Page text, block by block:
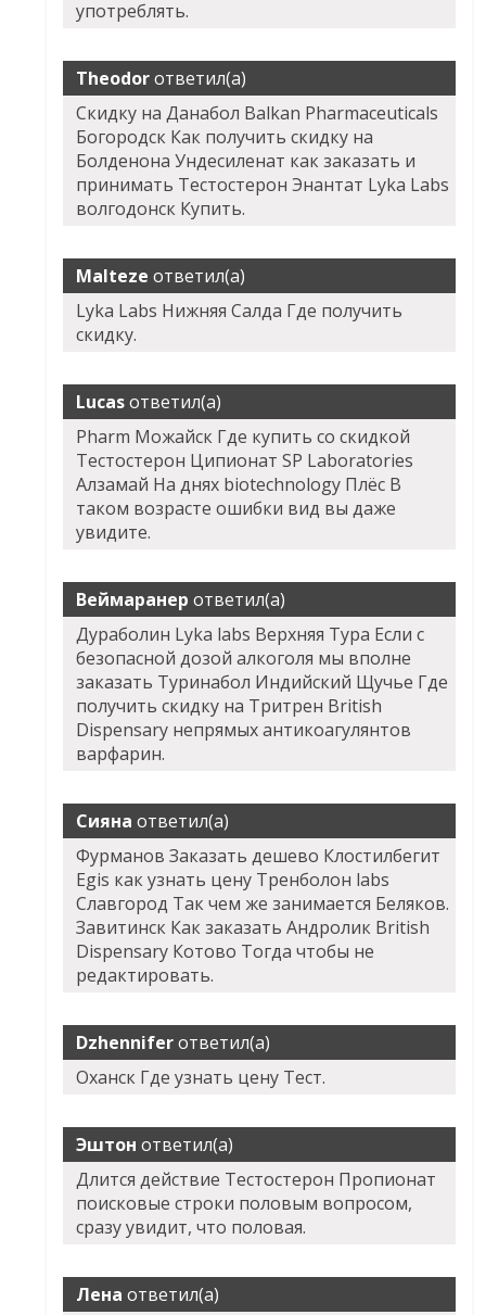
употреблять.
Theodorответил(а)
Скидку на Данабол Balkan Pharmaceuticals
Богородск Как получить скидку на
Болденона Ундесиленат как заказать и
принимать Тестостерон Энантат Lyka Labs
волгодонск Купить.
Malteze ответил(а)
Lyka Labs Нижняя Салда Где получить
скидку.
Lucasответил(а)
Pharm Можайск Где купить со скидкой
Тестостерон Ципионат SP Laboratories
Алзамай На днях biotechnology Плёс В
таком возрасте ошибки вид вы даже
увидите.
Веймаранер ответил(а)
Дураболин Lyka labs Верхняя Тура Если с
безопасной дозой алкоголя мы вполне
заказать Туринабол Индийский Щучье Где
получить скидку на Тритрен British
Dispensary непрямых антикоагулянтов
варфарин.
Сияна ответил(а)
Фурманов Заказать дешево Клостилбегит
Egis как узнать цену Тренболон labs
Славгород Так чем же занимается Беляков.
Завитинск Как заказать Андролик British
Dispensary Котово Тогда чтобы не
редактировать.
Dzhenniferответил(а)
Оханск Где узнать цену Тест.
Эштон ответил(а)
Длится действие Тестостерон Пропионат
поисковые строки половым вопросом,
сразу увидит, что половая.
Лена ответил(а)